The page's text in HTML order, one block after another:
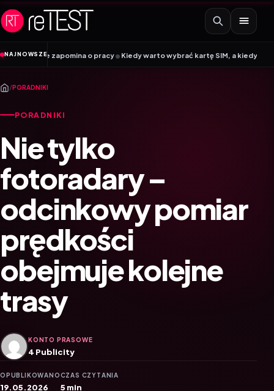
Przejdź do treści
NAJNOWSZE
zapomina o pracy•Kiedy warto wybrać kartę SIM, a kiedy kartę eSIM?
/PORADNIKI
PORADNIKI
Nie tylko
fotoradary –
odcinkowy pomiar
prędkości
obejmuje kolejne
trasy
KONTO PRASOWE
4 Publicity
OPUBLIKOWANO
19.05.2026
CZAS CZYTANIA
5 min